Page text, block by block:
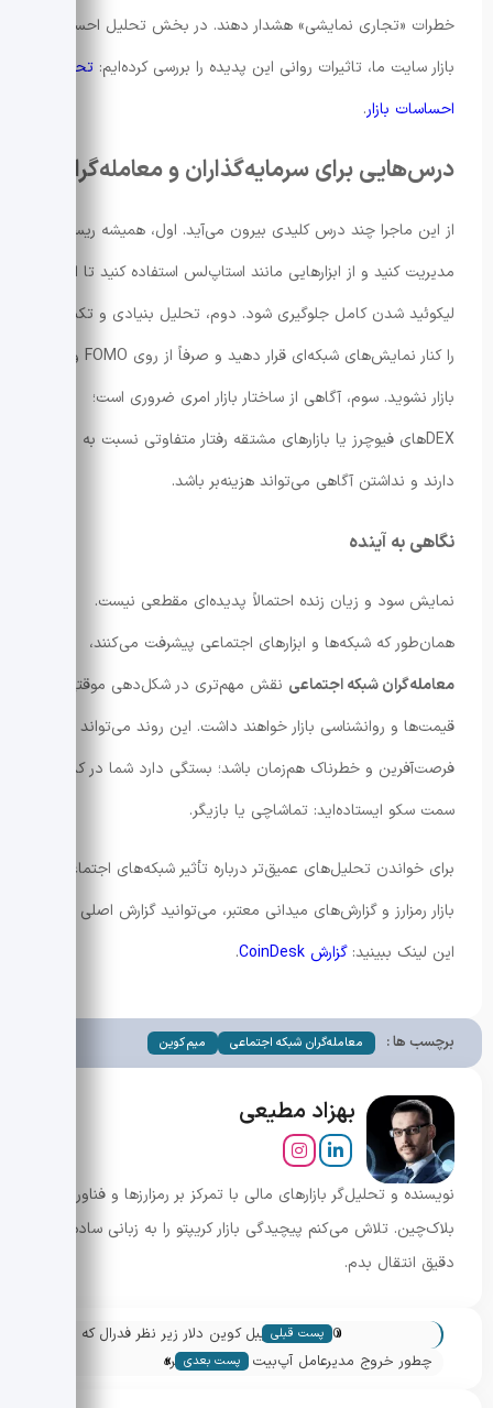
خطرات «تجاری نمایشی» هشدار دهند. در بخش تحلیل احساسات
بازار سایت ما، تاثیرات روانی این پدیده را بررسی کرده‌ایم: تحلیل
احساسات بازار.
درس‌هایی برای سرمایه‌گذاران و معامله‌گران
از این ماجرا چند درس کلیدی بیرون می‌آید. اول، همیشه ریسک
مدیریت کنید و از ابزارهایی مانند استاپ‌لس استفاده کنید تا از
لیکوئید شدن کامل جلوگیری شود. دوم، تحلیل بنیادی و تکنیکال
را کنار نمایش‌های شبکه‌ای قرار دهید و صرفاً از روی FOMO وارد
بازار نشوید. سوم، آگاهی از ساختار بازار امری ضروری است؛
DEXهای فیوچرز یا بازارهای مشتقه رفتار متفاوتی نسبت به اسپات
دارند و نداشتن آگاهی می‌تواند هزینه‌بر باشد.
نگاهی به آینده
نمایش سود و زیان زنده احتمالاً پدیده‌ای مقطعی نیست.
همان‌طور که شبکه‌ها و ابزارهای اجتماعی پیشرفت می‌کنند،
معامله‌گران شبکه اجتماعی نقش مهم‌تری در شکل‌دهی موقتی
قیمت‌ها و روانشناسی بازار خواهند داشت. این روند می‌تواند
فرصت‌آفرین و خطرناک هم‌زمان باشد؛ بستگی دارد شما در کدام
سمت سکو ایستاده‌اید: تماشاچی یا بازیگر.
برای خواندن تحلیل‌های عمیق‌تر درباره تأثیر شبکه‌های اجتماعی بر
بازار رمزارز و گزارش‌های میدانی معتبر، می‌توانید گزارش اصلی را در
این لینک ببینید: گزارش CoinDesk .
برچسب ها : معامله‌گران شبکه اجتماعی میم کوین
بهزاد مطیعی
نویسنده و تحلیل‌گر بازارهای مالی با تمرکز بر رمزارزها و فناوری
بلاک‌چین. تلاش می‌کنم پیچیدگی بازار کریپتو را به زبانی ساده و
دقیق انتقال بدم.
« پست قبلیUSDGO؛ استیبل کوین دلار زیر نظر فدرال که
مرزهای پرداخت را تغییر می‌دهد
چطور خروج مدیرعامل آپ‌بیت بازار کریپتو کره
پست بعدی »